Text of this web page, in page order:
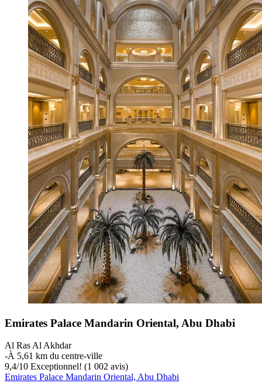
Emirates Palace Mandarin Oriental, Abu Dhabi
Al Ras Al Akhdar
‐À 5,61 km du centre-ville
9,4/10 Exceptionnel! (1 002 avis)
Emirates Palace Mandarin Oriental, Abu Dhabi